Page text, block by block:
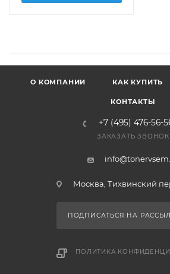
О КОМПАНИИ КАК КУПИТЬ
КОНТАКТЫ
+7 (495) 476-56-
ЗАКАЗАТЬ ЗВОНОК
Москва, Тихвинский
ПОДПИСАТЬСЯ НА
ПОЛИТИКА